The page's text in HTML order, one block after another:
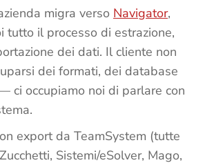
migra verso Navigator,
tutto il processo di estrazione,
dei dati. Il cliente non
dei formati, dei database
ci occupiamo noi di parlare con
export da TeamSystem (tutte
Sistemi/eSolver, Mago,